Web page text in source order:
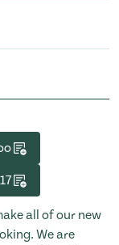
all of our new
We are